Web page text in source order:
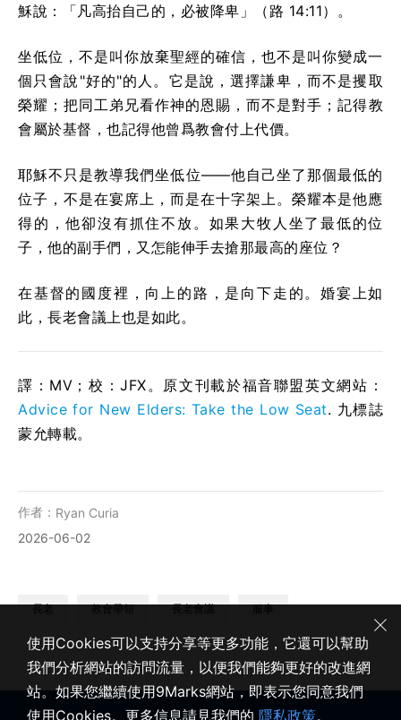
穌說：「凡高抬自己的，必被降卑」（路 14:11）。
坐低位，不是叫你放棄聖經的確信，也不是叫你變成一
個只會說"好的"的人。它是說，選擇謙卑，而不是攫取
榮耀；把同工弟兄看作神的恩賜，而不是對手；記得教
會屬於基督，也記得他曾爲教會付上代價。
耶穌不只是教導我們坐低位——他自己坐了那個最低的
位子，不是在宴席上，而是在十字架上。榮耀本是他應
得的，他卻沒有抓住不放。如果大牧人坐了最低的位
子，他的副手們，又怎能伸手去搶那最高的座位？
在基督的國度裡，向上的路，是向下走的。婚宴上如
此，長老會議上也是如此。
譯：MV；校：JFX。原文刊載於福音聯盟英文網站：
Advice for New Elders: Take the Low Seat. 九標誌
蒙允轉載。
作者： Ryan Curia
2026-06-02
長老 教會帶領 長老會議 服事
使用Cookies可以支持分享等更多功能，它還可以幫助
我們分析網站的訪問流量，以便我們能夠更好的改進網
站。如果您繼續使用9Marks網站，即表示您同意我們
使用Cookies。更多信息請見我們的 隱私政策。